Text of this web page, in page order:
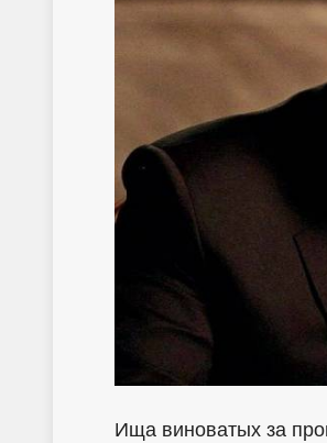
Ища виноватых за